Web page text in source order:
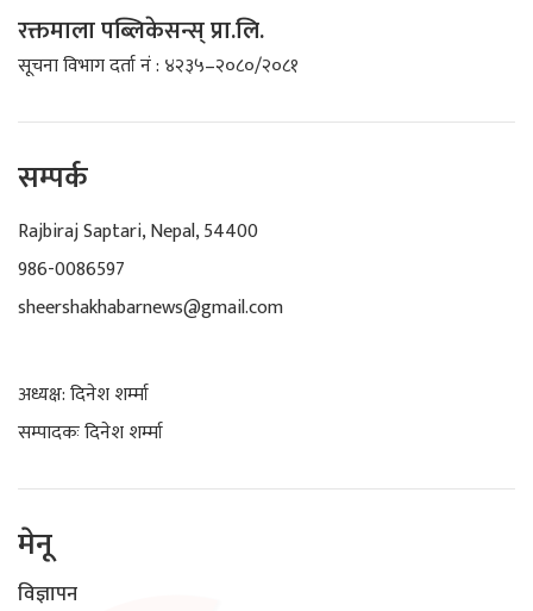
रक्तमाला पब्लिकेसन्स् प्रा.लि.
सूचना विभाग दर्ता नं : ४२३५–२०८०/२०८१
सम्पर्क
Rajbiraj Saptari, Nepal, 54400
986-0086597
sheershakhabarnews@gmail.com
अध्यक्ष: दिनेश शर्म्मा
सम्पादकः दिनेश शर्म्मा
मेनू
विज्ञापन